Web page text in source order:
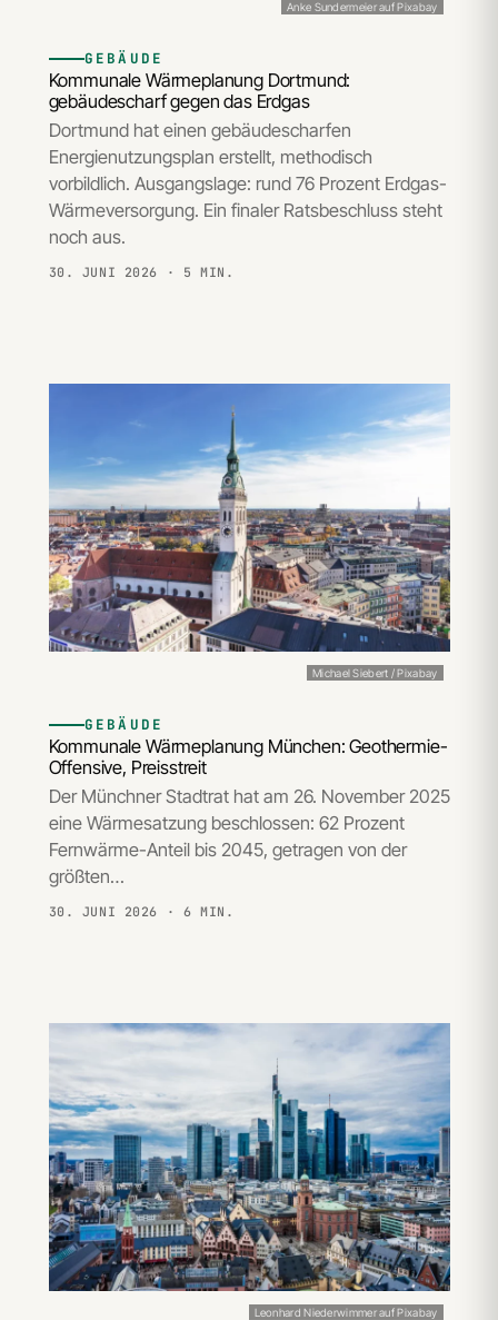
Anke Sundermeier auf Pixabay
GEBÄUDE
Kommunale Wärmeplanung Dortmund:
gebäudescharf gegen das Erdgas
Dortmund hat einen gebäudescharfen
Energienutzungsplan erstellt, methodisch
vorbildlich. Ausgangslage: rund 76 Prozent Erdgas-
Wärmeversorgung. Ein finaler Ratsbeschluss steht
noch aus.
30. JUNI 2026 · 5 MIN.
Michael Siebert / Pixabay
GEBÄUDE
Kommunale Wärmeplanung München: Geothermie-
Offensive, Preisstreit
Der Münchner Stadtrat hat am 26. November 2025
eine Wärmesatzung beschlossen: 62 Prozent
Fernwärme-Anteil bis 2045, getragen von der
größten…
30. JUNI 2026 · 6 MIN.
Leonhard Niederwimmer auf Pixabay